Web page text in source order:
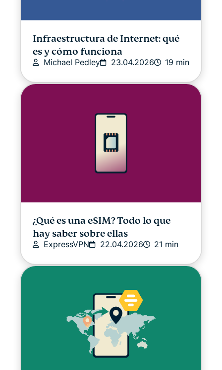
Infraestructura de Internet: qué
es y cómo funciona
Michael Pedley 23.04.2026 19 min
¿Qué es una eSIM? Todo lo que
hay saber sobre ellas
ExpressVPN 22.04.2026 21 min